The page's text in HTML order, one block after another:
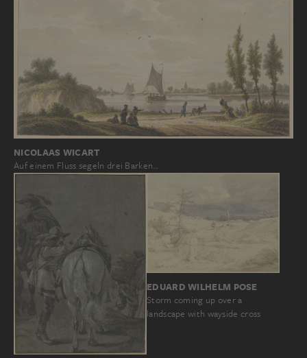
NICOLAAS WICART
Auf einem Fluss segeln drei Barken…
EDUARD WILHELM POSE
Storm coming up over a
landscape with wayside cross